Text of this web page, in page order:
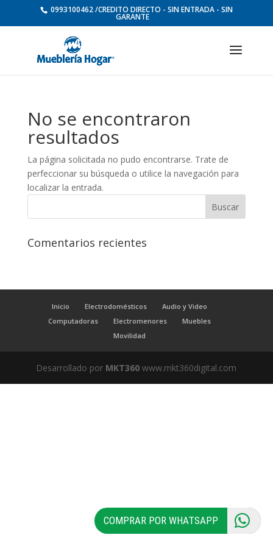
0993100462 /CREDITO DIRECTO - SIN ENTRADA - SIN
GARANTE
No se encontraron
resultados
La página solicitada no pudo encontrarse. Trate de
perfeccionar su búsqueda o utilice la navegación para
localizar la entrada.
Comentarios recientes
Inicio Electrodomésticos
Audio y Video
Computadoras
Electromenores
Muebles
Movilidad
Desarrollado por MKT360 www.mkt360digital.com
COMPRAR POR WHATSAPP